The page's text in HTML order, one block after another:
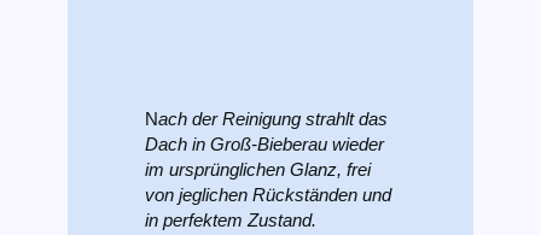
Nach der Reinigung strahlt das
Dach in Groß-Bieberau wieder
im ursprünglichen Glanz, frei
von jeglichen Rückständen und
in perfektem Zustand.